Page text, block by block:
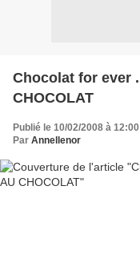
Chocolat for ever
CHOCOLAT
Publié le 10/02/2008 à 12:00
Par Annellenor